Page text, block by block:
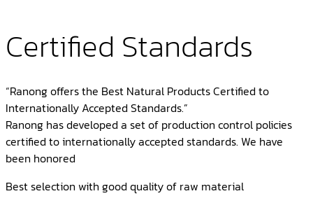
Certified Standards
“Ranong offers the Best Natural Products Certified to
Internationally Accepted Standards.”
Ranong has developed a set of production control policies
certified to internationally accepted standards. We have
been honored
Best selection with good quality of raw material